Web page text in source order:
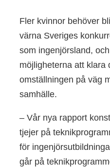
Fler kvinnor behöver
värna Sveriges
som ingenjörsland,
möjligheterna att klara
omställningen på väg
samhälle.
– Vår nya rapport
tjejer på
för
går på